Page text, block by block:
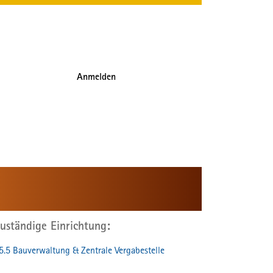
Anmelden
Einrichtung
Bauverwaltung & Zentrale Vergabestelle